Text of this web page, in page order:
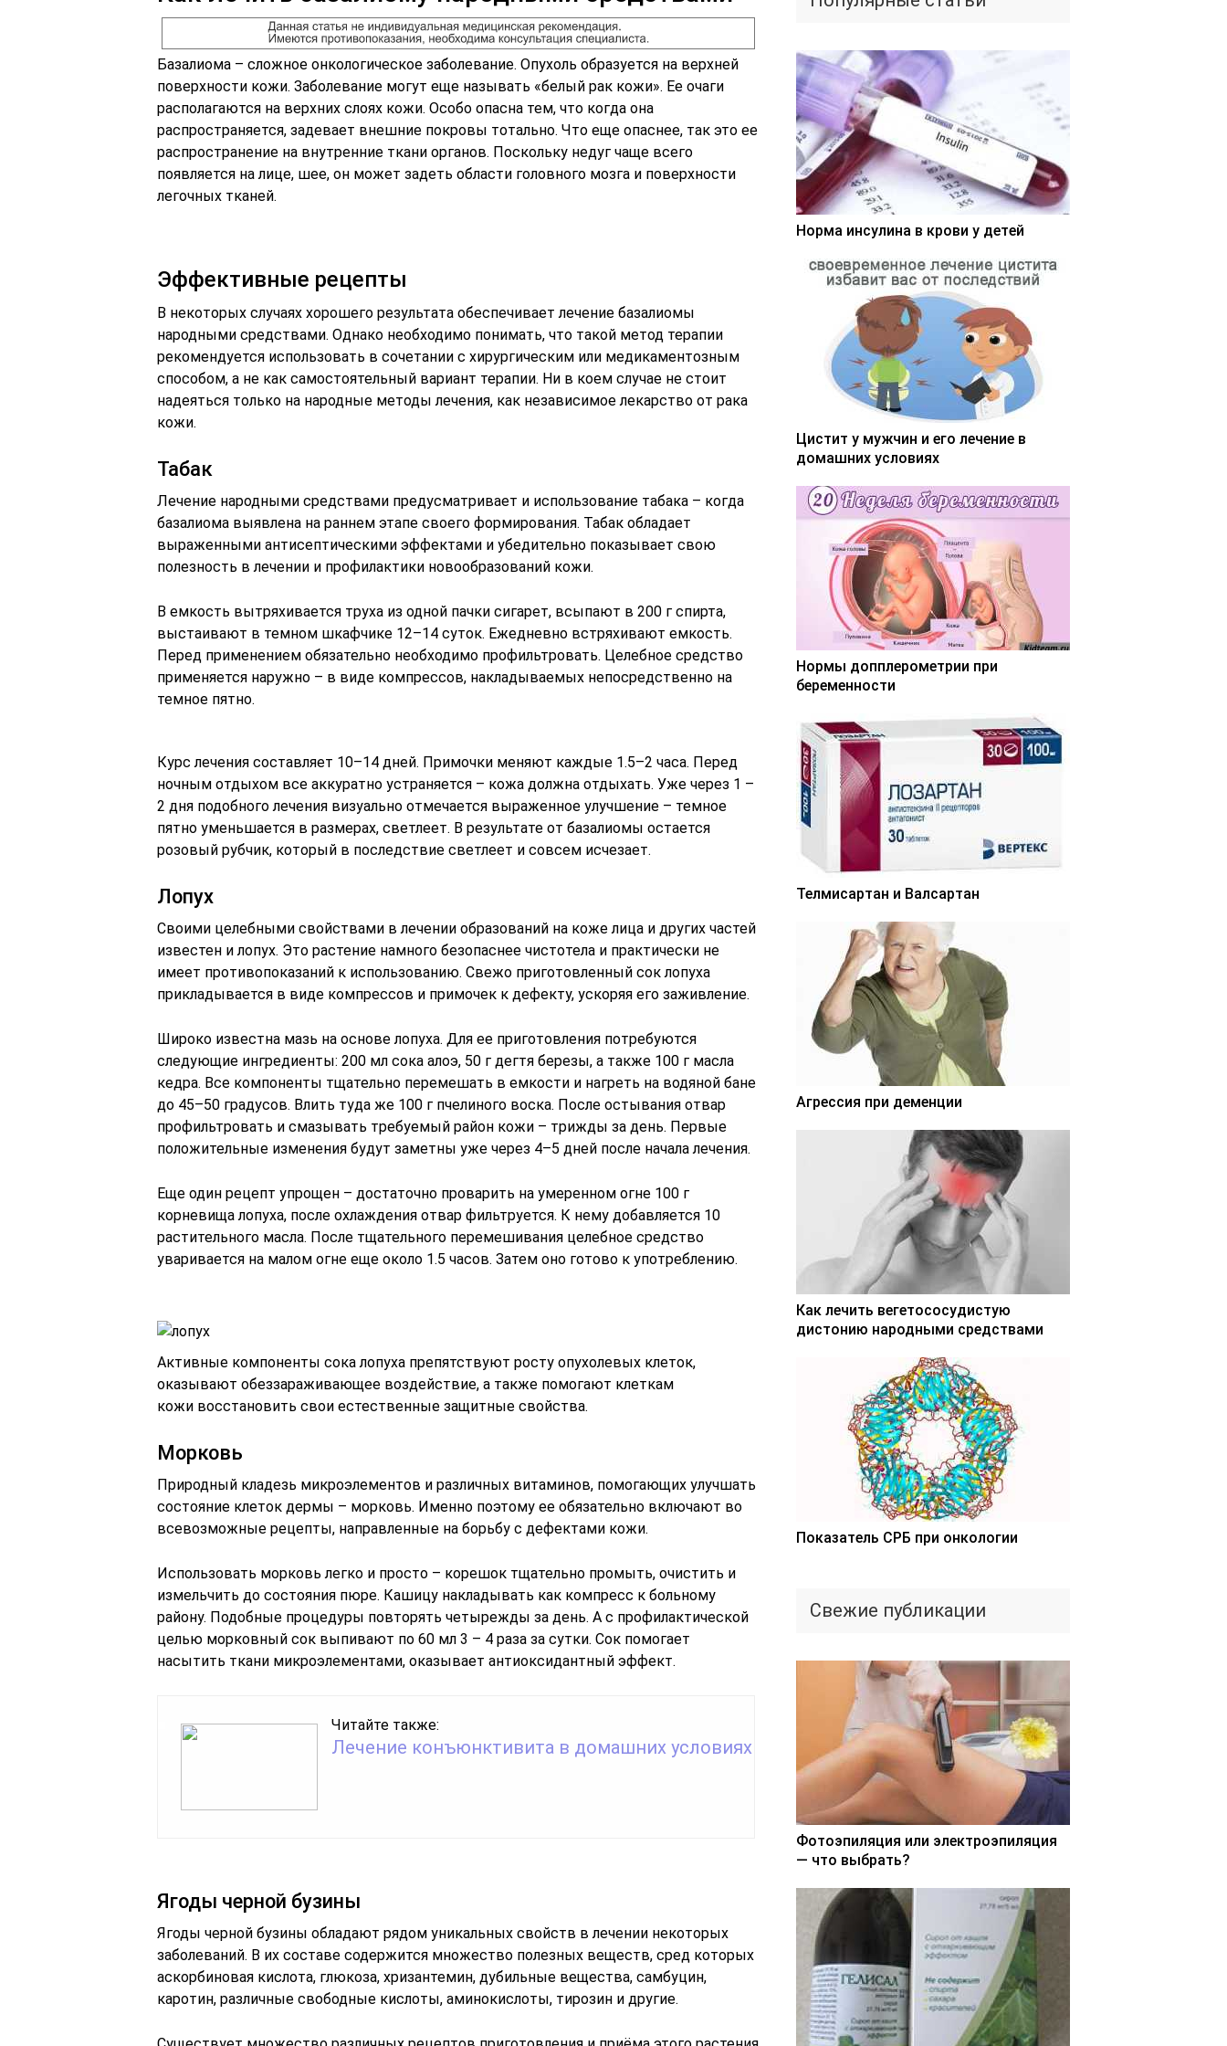
Базалиома – сложное онкологическое заболевание. Опухоль образуется на верхней
поверхности кожи. Заболевание могут еще называть «белый рак кожи». Ее очаги
располагаются на верхних слоях кожи. Особо опасна тем, что когда она
распространяется, задевает внешние покровы тотально. Что еще опаснее, так это ее
распространение на внутренние ткани органов. Поскольку недуг чаще всего
появляется на лице, шее, он может задеть области головного мозга и поверхности
легочных тканей.
Эффективные рецепты
В некоторых случаях хорошего результата обеспечивает лечение базалиомы
народными средствами. Однако необходимо понимать, что такой метод терапии
рекомендуется использовать в сочетании с хирургическим или медикаментозным
способом, а не как самостоятельный вариант терапии. Ни в коем случае не стоит
надеяться только на народные методы лечения, как независимое лекарство от рака
кожи.
Табак
Лечение народными средствами предусматривает и использование табака – когда
базалиома выявлена на раннем этапе своего формирования. Табак обладает
выраженными антисептическими эффектами и убедительно показывает свою
полезность в лечении и профилактики новообразований кожи.
В емкость вытряхивается труха из одной пачки сигарет, всыпают в 200 г спирта,
выстаивают в темном шкафчике 12–14 суток. Ежедневно встряхивают емкость.
Перед применением обязательно необходимо профильтровать. Целебное средство
применяется наружно – в виде компрессов, накладываемых непосредственно на
темное пятно.
Курс лечения составляет 10–14 дней. Примочки меняют каждые 1.5–2 часа. Перед
ночным отдыхом все аккуратно устраняется – кожа должна отдыхать. Уже через 1 –
2 дня подобного лечения визуально отмечается выраженное улучшение – темное
пятно уменьшается в размерах, светлеет. В результате от базалиомы остается
розовый рубчик, который в последствие светлеет и совсем исчезает.
Лопух
Своими целебными свойствами в лечении образований на коже лица и других частей
известен и лопух. Это растение намного безопаснее чистотела и практически не
имеет противопоказаний к использованию. Свежо приготовленный сок лопуха
прикладывается в виде компрессов и примочек к дефекту, ускоряя его заживление.
Широко известна мазь на основе лопуха. Для ее приготовления потребуются
следующие ингредиенты: 200 мл сока алоэ, 50 г дегтя березы, а также 100 г масла
кедра. Все компоненты тщательно перемешать в емкости и нагреть на водяной бане
до 45–50 градусов. Влить туда же 100 г пчелиного воска. После остывания отвар
профильтровать и смазывать требуемый район кожи – трижды за день. Первые
положительные изменения будут заметны уже через 4–5 дней после начала лечения.
Еще один рецепт упрощен – достаточно проварить на умеренном огне 100 г
корневища лопуха, после охлаждения отвар фильтруется. К нему добавляется 10
растительного масла. После тщательного перемешивания целебное средство
уваривается на малом огне еще около 1.5 часов. Затем оно готово к употреблению.
Активные компоненты сока лопуха препятствуют росту опухолевых клеток,
оказывают обеззараживающее воздействие, а также помогают клеткам
кожи восстановить свои естественные защитные свойства.
Морковь
Природный кладезь микроэлементов и различных витаминов, помогающих улучшать
состояние клеток дермы – морковь. Именно поэтому ее обязательно включают во
всевозможные рецепты, направленные на борьбу с дефектами кожи.
Использовать морковь легко и просто – корешок тщательно промыть, очистить и
измельчить до состояния пюре. Кашицу накладывать как компресс к больному
району. Подобные процедуры повторять четырежды за день. А с профилактической
целью морковный сок выпивают по 60 мл 3 – 4 раза за сутки. Сок помогает
насытить ткани микроэлементами, оказывает антиоксидантный эффект.
Читайте также:
Лечение конъюнктивита в домашних условиях
Ягоды черной бузины
Ягоды черной бузины обладают рядом уникальных свойств в лечении некоторых
заболеваний. В их составе содержится множество полезных веществ, сред которых
аскорбиновая кислота, глюкоза, хризантемин, дубильные вещества, самбуцин,
каротин, различные свободные кислоты, аминокислоты, тирозин и другие.
Норма инсулина в крови у детей
Цистит у мужчин и его лечение в
домашних условиях
Нормы допплерометрии при
беременности
Телмисартан и Валсартан
Агрессия при деменции
Как лечить вегетососудистую
дистонию народными средствами
Показатель СРБ при онкологии
Свежие публикации
Фотоэпиляция или электроэпиляция
— что выбрать?